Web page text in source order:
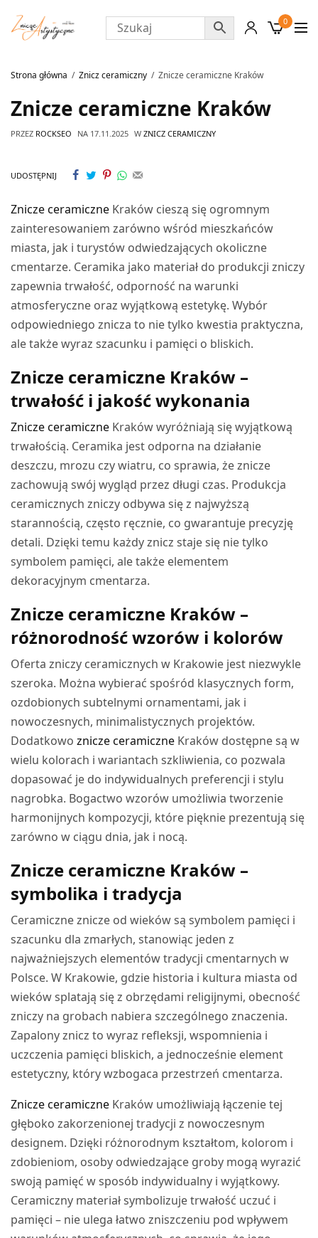
0
Strona główna Znicz ceramiczny Znicze ceramiczne Kraków
Znicze ceramiczne Kraków
PRZEZ ROCKSEO NA 17.11.2025 W ZNICZ CERAMICZNY
UDOSTĘPNIJ
Znicze ceramiczne Kraków cieszą się ogromnym
zainteresowaniem zarówno wśród mieszkańców
miasta, jak i turystów odwiedzających okoliczne
cmentarze. Ceramika jako materiał do produkcji zniczy
zapewnia trwałość, odporność na warunki
atmosferyczne oraz wyjątkową estetykę. Wybór
odpowiedniego znicza to nie tylko kwestia praktyczna,
ale także wyraz szacunku i pamięci o bliskich.
Znicze ceramiczne Kraków –
trwałość i jakość wykonania
Znicze ceramiczne Kraków wyróżniają się wyjątkową
trwałością. Ceramika jest odporna na działanie
deszczu, mrozu czy wiatru, co sprawia, że znicze
zachowują swój wygląd przez długi czas. Produkcja
ceramicznych zniczy odbywa się z najwyższą
starannością, często ręcznie, co gwarantuje precyzję
detali. Dzięki temu każdy znicz staje się nie tylko
symbolem pamięci, ale także elementem
dekoracyjnym cmentarza.
Znicze ceramiczne Kraków –
różnorodność wzorów i kolorów
Oferta zniczy ceramicznych w Krakowie jest niezwykle
szeroka. Można wybierać spośród klasycznych form,
ozdobionych subtelnymi ornamentami, jak i
nowoczesnych, minimalistycznych projektów.
Dodatkowoznicze ceramiczne Kraków dostępne są w
wielu kolorach i wariantach szkliwienia, co pozwala
dopasować je do indywidualnych preferencji i stylu
nagrobka. Bogactwo wzorów umożliwia tworzenie
harmonijnych kompozycji, które pięknie prezentują się
zarówno w ciągu dnia, jak i nocą.
Znicze ceramiczne Kraków –
symbolika i tradycja
Ceramiczne znicze od wieków są symbolem pamięci i
szacunku dla zmarłych, stanowiąc jeden z
najważniejszych elementów tradycji cmentarnych w
Polsce. W Krakowie, gdzie historia i kultura miasta od
wieków splatają się z obrzędami religijnymi, obecność
zniczy na grobach nabiera szczególnego znaczenia.
Zapalony znicz to wyraz refleksji, wspomnienia i
uczczenia pamięci bliskich, a jednocześnie element
estetyczny, który wzbogaca przestrzeń cmentarza.
Znicze ceramiczne Kraków umożliwiają łączenie tej
głęboko zakorzenionej tradycji z nowoczesnym
designem. Dzięki różnorodnym kształtom, kolorom i
zdobieniom, osoby odwiedzające groby mogą wyrazić
swoją pamięć w sposób indywidualny i wyjątkowy.
Ceramiczny materiał symbolizuje trwałość uczuć i
pamięci – nie ulega łatwo zniszczeniu pod wpływem